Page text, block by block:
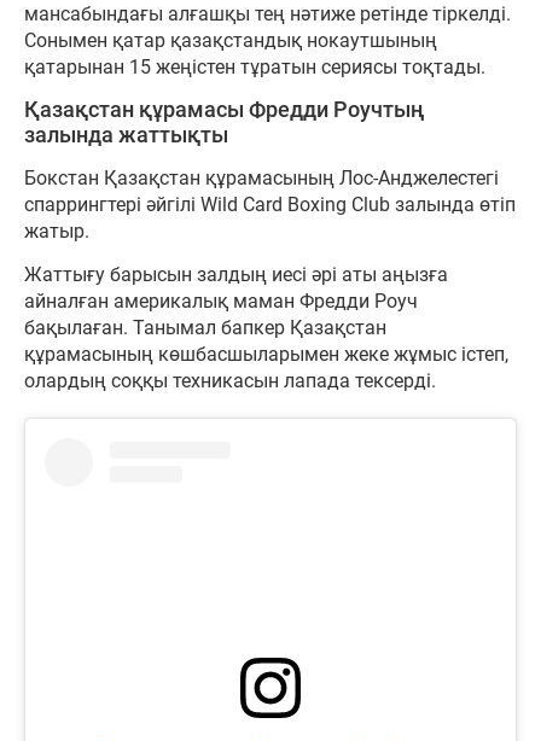
мансабындағы алғашқы тең нәтиже ретінде тіркелді.
Сонымен қатар қазақстандық нокаутшының
қатарынан 15 жеңістен тұратын сериясы тоқтады.
Қазақстан құрамасы Фредди Роучтың
залында жаттықты
Бокстан Қазақстан құрамасының Лос-Анджелестегі
спаррингтері әйгілі Wild Card Boxing Club залында өтіп
жатыр.
Жаттығу барысын залдың иесі әрі аты аңызға
айналған америкалық маман Фредди Роуч
бақылаған. Танымал бапкер Қазақстан
құрамасының көшбасшыларымен жеке жұмыс істеп,
олардың соққы техникасын лапада тексерді.